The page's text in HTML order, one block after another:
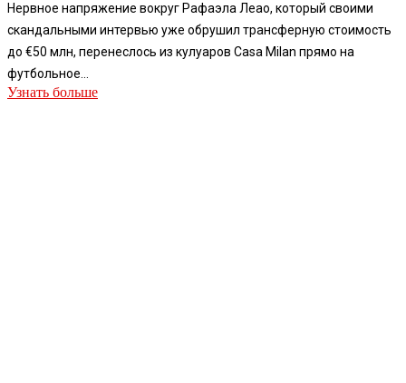
Нервное напряжение вокруг Рафаэла Леао, который своими
скандальными интервью уже обрушил трансферную стоимость
до €50 млн, перенеслось из кулуаров Casa Milan прямо на
футбольное...
Узнать больше